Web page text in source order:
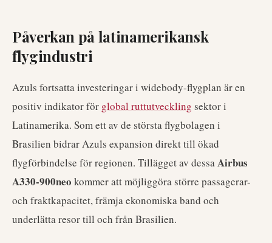
Påverkan på latinamerikansk
flygindustri
Azuls fortsatta investeringar i widebody-flygplan är en
positiv indikator för global ruttutveckling sektor i
Latinamerika. Som ett av de största flygbolagen i
Brasilien bidrar Azuls expansion direkt till ökad
flygförbindelse för regionen. Tillägget av dessaAirbus
A330-900neo kommer att möjliggöra större passagerar-
och fraktkapacitet, främja ekonomiska band och
underlätta resor till och från Brasilien.